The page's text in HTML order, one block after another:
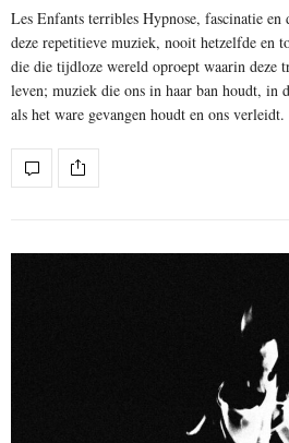
Les Enfants terribles Hypnose, fascinatie en
deze repetitieve muziek, nooit hetzelfde en
die die tijdloze wereld oproept waarin deze
leven; muziek die ons in haar ban houdt, in
als het ware gevangen houdt en ons verleidt.